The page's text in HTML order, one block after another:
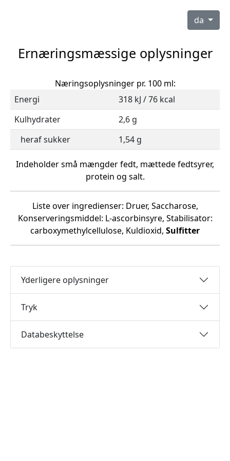
da
Ernæringsmæssige oplysninger
Næringsoplysninger pr. 100 ml:
Energi
318 kJ / 76 kcal
Kulhydrater
2,6 g
heraf sukker
1,54 g
Indeholder små mængder fedt, mættede fedtsyrer,
protein og salt.
Liste over ingredienser: Druer, Saccharose,
Konserveringsmiddel: L-ascorbinsyre, Stabilisator:
carboxymethylcellulose, Kuldioxid, Sulfitter
Yderligere oplysninger
Tryk
Databeskyttelse